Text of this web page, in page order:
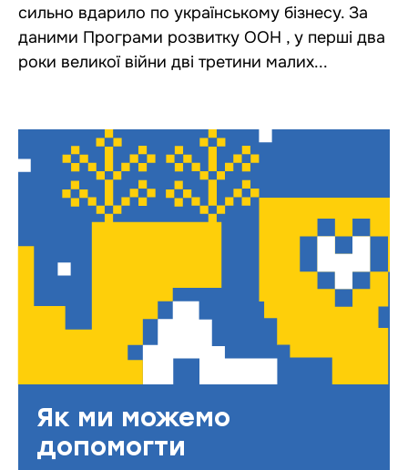
сильно вдарило по українському бізнесу. За
даними Програми розвитку ООН , у перші два
роки великої війни дві третини малих...
Як ми можемо
допомогти